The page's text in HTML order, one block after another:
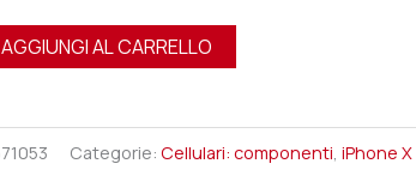
AGGIUNGI AL CARRELLO
Categorie:Cellulari: componenti ,iPhone X